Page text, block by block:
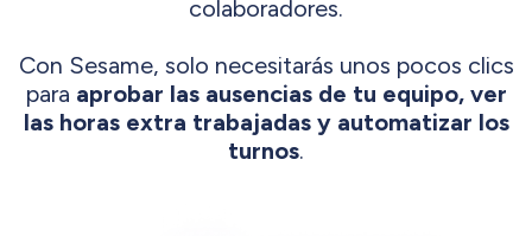
colaboradores.
Con Sesame, solo necesitarás unos pocos clics
para aprobar las ausencias de tu equipo, ver
las horas extra trabajadas y automatizar los
turnos.